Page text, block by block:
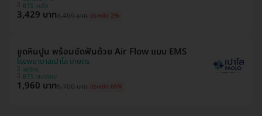
BTS แบริ่ง
3,429 บาท3,499 บาท ประหยัด 2%
ขูดหินปูน พร้อมขัดฟันด้วย Air Flow แบบ EMS
โรงพยาบาลเปาโล เกษตร
จตุจักร
BTS เสนานิคม
1,960 บาท5,700 บาท ประหยัด 66%